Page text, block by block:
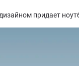
придает